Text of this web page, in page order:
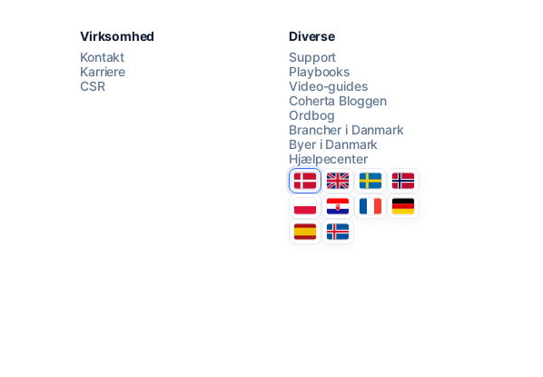
AI Campaign Assist Chat with us
Virksomhed
Kontakt
Karriere
CSR
Diverse
Support
Playbooks
Video-guides
Coherta Bloggen
Ordbog
Brancher i Danmark
Byer i Danmark
Hjælpecenter
DanmarkUnited Kingdom
SverigeNorge
PolskaHrvatskaFranceDeutschland
EspanaÍsland